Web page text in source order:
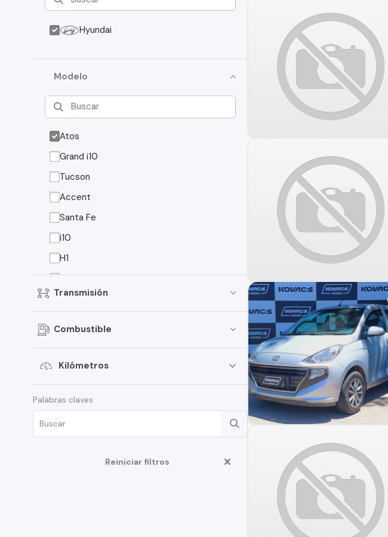
Hyundai
Modelo
Atos
Grand i10
Tucson
Accent
Santa Fe
i10
H1
EON
Elantra
i30
Verna
i20
Venue
Grand i-10 Sedán
Transmisión
Combustible
Kilómetros
Palabras claves
Reiniciar filtros